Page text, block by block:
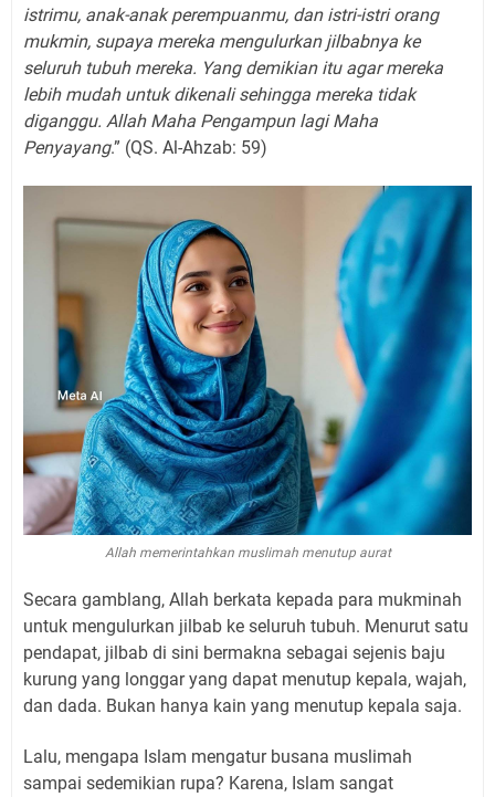
istrimu, anak-anak perempuanmu, dan istri-istri orang
mukmin, supaya mereka mengulurkan jilbabnya ke
seluruh tubuh mereka. Yang demikian itu agar mereka
lebih mudah untuk dikenali sehingga mereka tidak
diganggu. Allah Maha Pengampun lagi Maha
Penyayang.” (QS. Al-Ahzab: 59)
Allah memerintahkan muslimah menutup aurat
Secara gamblang, Allah berkata kepada para mukminah
untuk mengulurkan jilbab ke seluruh tubuh. Menurut satu
pendapat, jilbab di sini bermakna sebagai sejenis baju
kurung yang longgar yang dapat menutup kepala, wajah,
dan dada. Bukan hanya kain yang menutup kepala saja.
Lalu, mengapa Islam mengatur busana muslimah
sampai sedemikian rupa? Karena, Islam sangat